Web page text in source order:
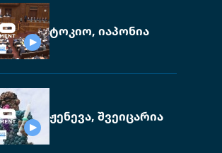
ტოკიო, იაპონია
ჟენევა, შვეიცარია